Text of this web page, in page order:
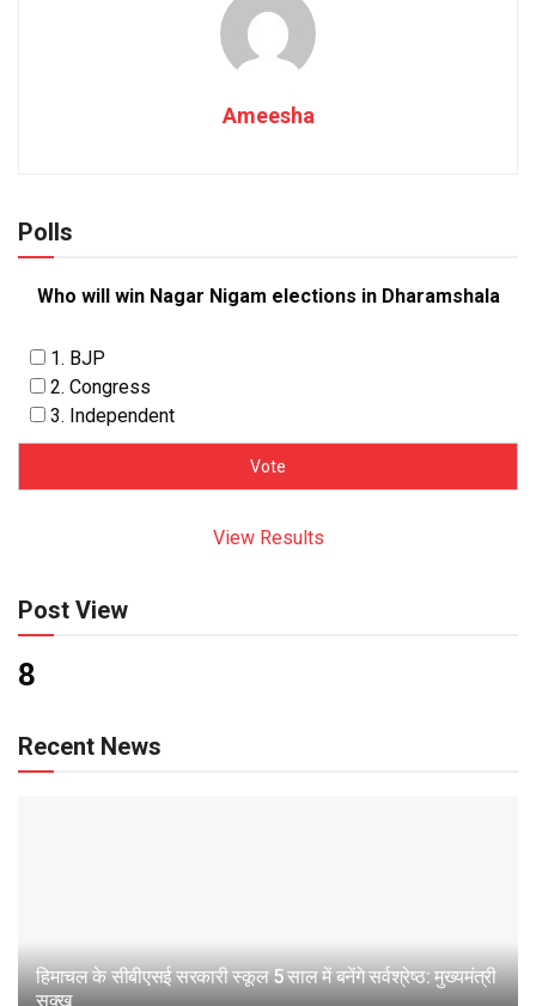
Ameesha
Polls
Who will win Nagar Nigam elections in Dharamshala
1. BJP
2. Congress
3. Independent
View Results
Post View
8
Recent News
हिमाचल के सीबीएसई सरकारी स्कूल 5 साल में बनेंगे सर्वश्रेष्ठ: मुख्यमंत्री
सुक्खू